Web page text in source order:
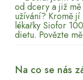
od dcery a již
užívání? Kromě
lékařky Siofor
dietu. Povězte
Na co se nás